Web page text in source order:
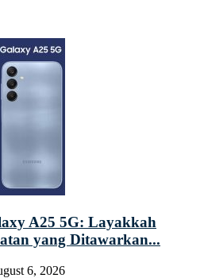
A25 5G: Layakkah
yang Ditawarkan...
6, 2026